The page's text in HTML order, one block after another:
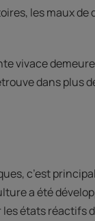
les maux de
vivace
dans plus
c’est
a été
états réactifs